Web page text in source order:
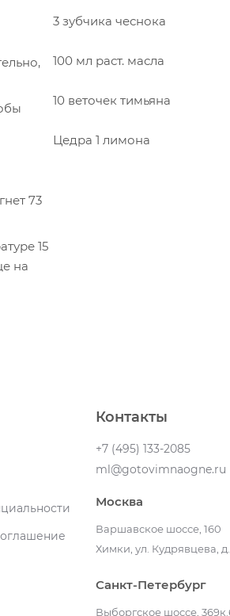
73
15
на
3 зубчика чеснока
100 мл раст. масла
10 веточек тимьяна
Цедра 1 лимона
Контакты
+7 (495) 133-2085
ml@gotovimnaogne.ru
Москва
Варшавское шоссе, 160
Химки, ул. Кудрявцева, д.
Санкт-Петербург
Выборгское шоссе,